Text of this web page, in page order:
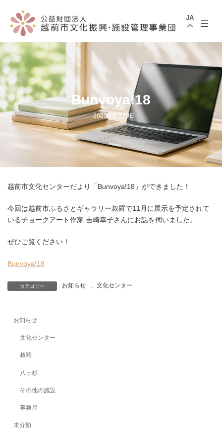
へ
ス
キ
ッ
プ
ョ
ン
に
移
動
JA
Bunvoya!18
2025年8月20日
越前市文化センターだより「Bunvoya!18」ができました！
今回は越前市ふるさとギャラリー叔羅で11月に展示を予定されて
いるチョークアート作家 吉崎幸子さんにお話を伺いました。
ぜひご覧ください！
Bunvoya!18
カテゴリー お知らせ 文化センター
お知らせ
文化センター
叔羅
八ッ杉
その他の施設
事務局
未分類